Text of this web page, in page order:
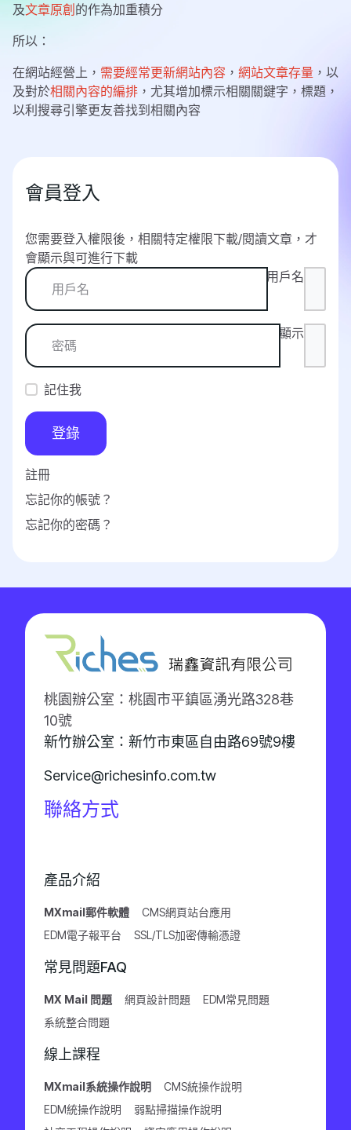
會員登入
您需要登入權限後，相關特定權限下載/閱讀文章，才
會顯示與可進行下載
用戶名
顯示
記住我
登錄
註冊
忘記你的帳號？
忘記你的密碼？
及文章原創 的作為加重積分
所以：
在網站經營上， 需要經常更新網站內容 ， 網站文章存量 ，以
及對於相關內容的編排 ，尤其增加標示相關關鍵字，標題，
以利搜尋引擎更友善找到相關內容
桃園辦公室：桃園市平鎮區湧光路328巷
10號
新竹辦公室：新竹市東區自由路69號9樓
Service@richesinfo.com.tw
聯絡方式
產品介紹
MXmail郵件軟體
CMS網頁站台應用
EDM電子報平台
SSL/TLS加密傳輸憑證
常見問題FAQ
MX Mail 問題 網頁設計問題
EDM常見問題
系統整合問題
線上課程
MXmail系統操作說明
CMS統操作說明
EDM統操作說明
弱點掃描操作說明